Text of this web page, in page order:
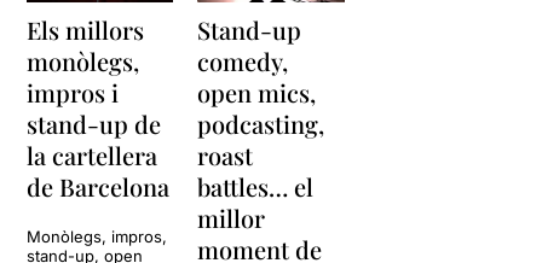
Els millors
monòlegs,
impros i
stand-up de
la cartellera
de Barcelona
Monòlegs, impros,
stand-up, open
Stand-up
comedy,
open mics,
podcasting,
roast
battles… el
millor
moment de